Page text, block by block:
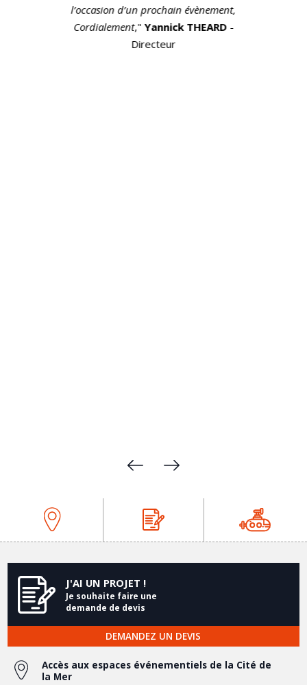
l’occasion d’un prochain évènement,
Cordialement," Yannick THEARD-
Directeur
J'AI UN PROJET !
Je souhaite faire une
demande de devis
DEMANDEZ UN DEVIS
Accès aux espaces événementiels de la Cité de
la Mer